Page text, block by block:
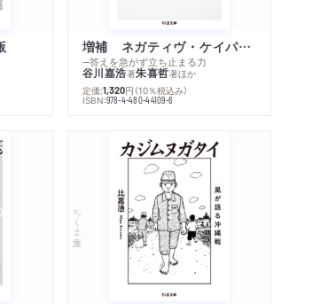
増補 ネガティヴ・ケイパビリティで生きる
─答えを急がず立ち止まる力
谷川嘉浩著朱喜哲著ほか
定価:1,320円 （10％税込み）
ISBN:978-4-480-44109-6
ちくま文庫